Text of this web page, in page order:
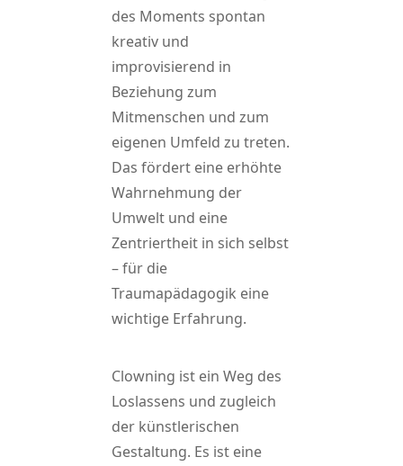
des Moments spontan
kreativ und
improvisierend in
Beziehung zum
Mitmenschen und zum
eigenen Umfeld zu treten.
Das fördert eine erhöhte
Wahrnehmung der
Umwelt und eine
Zentriertheit in sich selbst
– für die
Traumapädagogik eine
wichtige Erfahrung.
Clowning ist ein Weg des
Loslassens und zugleich
der künstlerischen
Gestaltung. Es ist eine